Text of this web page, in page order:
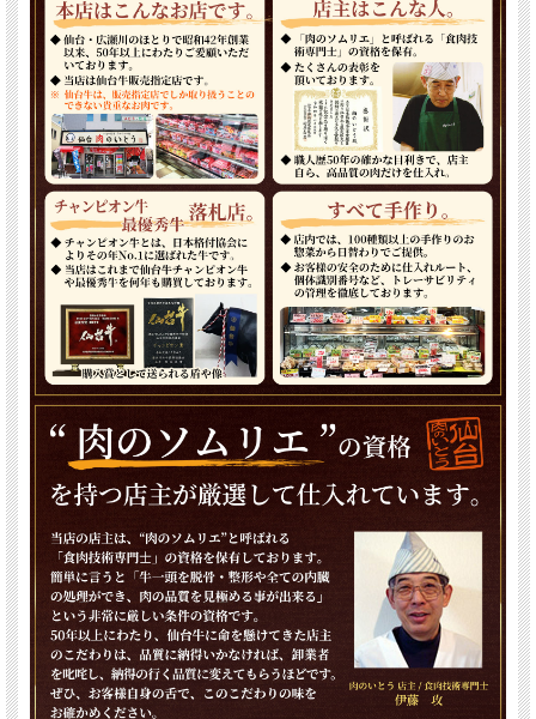
1.仙台黒毛和牛のすき焼き
関東風と関西風の作り方がありますがどちらもおすすめです。 サッと煮て
熱いうちにお召し上がりください。
2.仙台黒毛和牛のしゃぶしゃぶ
肉自体の味をストレートにお楽しみいただける食べ方です。